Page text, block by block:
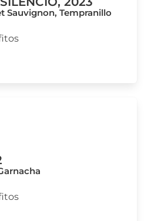
Sauvignon, Tempranillo